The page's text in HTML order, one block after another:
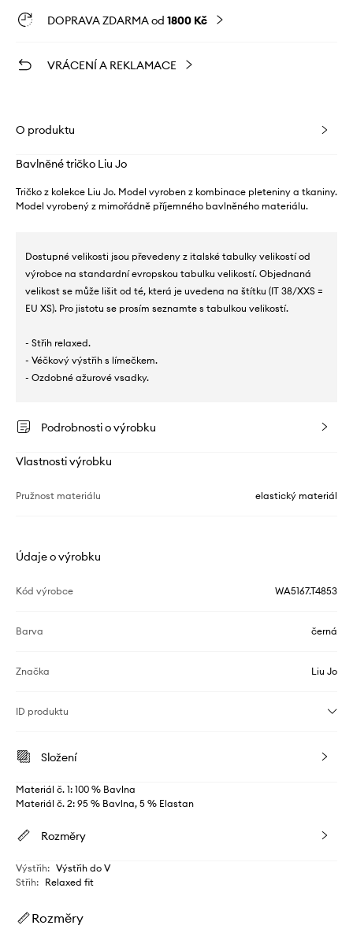
DOPRAVA ZDARMA od 1800 Kč
VRÁCENÍ A REKLAMACE
O produktu
Bavlněné tričko Liu Jo
Tričko z kolekce Liu Jo. Model vyroben z kombinace pleteniny a tkaniny.
Model vyrobený z mimořádně příjemného bavlněného materiálu.
Dostupné velikosti jsou převedeny z italské tabulky velikostí od
výrobce na standardní evropskou tabulku velikostí. Objednaná
velikost se může lišit od té, která je uvedena na štítku (IT 38/XXS =
EU XS). Pro jistotu se prosím seznamte s tabulkou velikostí.
- Střih relaxed.
- Véčkový výstřih s límečkem.
- Ozdobné ažurové vsadky.
Podrobnosti o výrobku
Vlastnosti výrobku
Pružnost materiálu elastický materiál
Údaje o výrobku
Kód výrobce WA5167.T4853
Barva černá
Značka Liu Jo
ID produktu
Složení
Materiál č. 1: 100 % Bavlna
Materiál č. 2: 95 % Bavlna, 5 % Elastan
Rozměry
Výstřih: Výstřih do V
Střih: Relaxed fit
Rozměry